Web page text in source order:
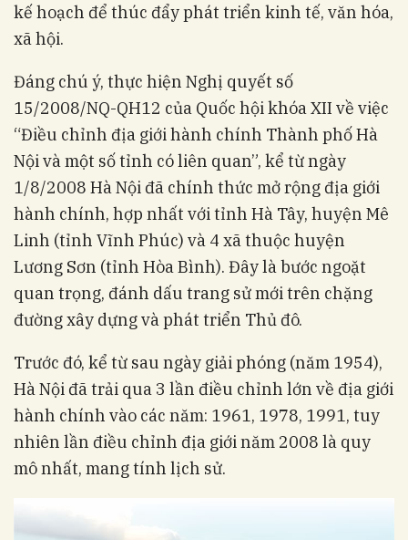
kế hoạch để thúc đẩy phát triển kinh tế, văn hóa,
xã hội.
Đáng chú ý, thực hiện Nghị quyết số
15/2008/NQ-QH12 của Quốc hội khóa XII về việc
“Điều chỉnh địa giới hành chính Thành phố Hà
Nội và một số tỉnh có liên quan”, kể từ ngày
1/8/2008 Hà Nội đã chính thức mở rộng địa giới
hành chính, hợp nhất với tỉnh Hà Tây, huyện Mê
Linh (tỉnh Vĩnh Phúc) và 4 xã thuộc huyện
Lương Sơn (tỉnh Hòa Bình). Đây là bước ngoặt
quan trọng, đánh dấu trang sử mới trên chặng
đường xây dựng và phát triển Thủ đô.
Trước đó, kể từ sau ngày giải phóng (năm 1954),
Hà Nội đã trải qua 3 lần điều chỉnh lớn về địa giới
hành chính vào các năm: 1961, 1978, 1991, tuy
nhiên lần điều chỉnh địa giới năm 2008 là quy
mô nhất, mang tính lịch sử.